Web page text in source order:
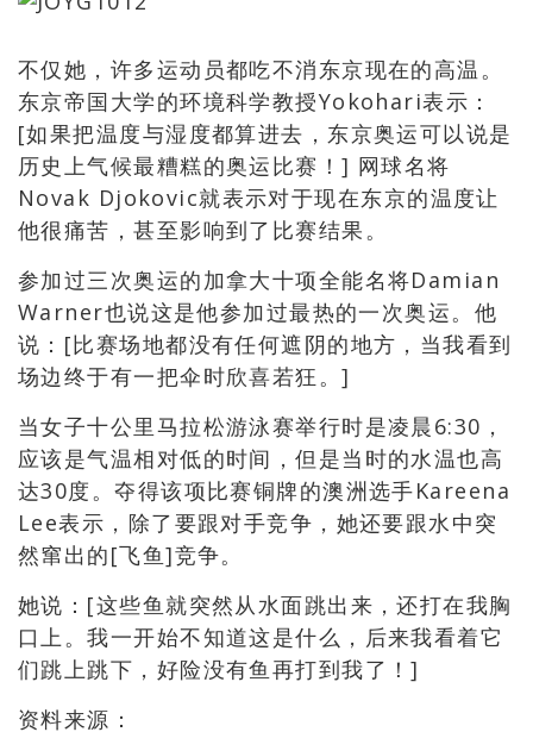
不仅她，许多运动员都吃不消东京现在的高温。
东京帝国大学的环境科学教授Yokohari表示：
[如果把温度与湿度都算进去，东京奥运可以说是
历史上气候最糟糕的奥运比赛！] 网球名将
Novak Djokovic就表示对于现在东京的温度让
他很痛苦，甚至影响到了比赛结果。
参加过三次奥运的加拿大十项全能名将Damian
Warner也说这是他参加过最热的一次奥运。他
说：[比赛场地都没有任何遮阴的地方，当我看到
场边终于有一把伞时欣喜若狂。]
当女子十公里马拉松游泳赛举行时是凌晨6:30，
应该是气温相对低的时间，但是当时的水温也高
达30度。夺得该项比赛铜牌的澳洲选手Kareena
Lee表示，除了要跟对手竞争，她还要跟水中突
然窜出的[飞鱼]竞争。
她说：[这些鱼就突然从水面跳出来，还打在我胸
口上。我一开始不知道这是什么，后来我看着它
们跳上跳下，好险没有鱼再打到我了！]
资料来源：